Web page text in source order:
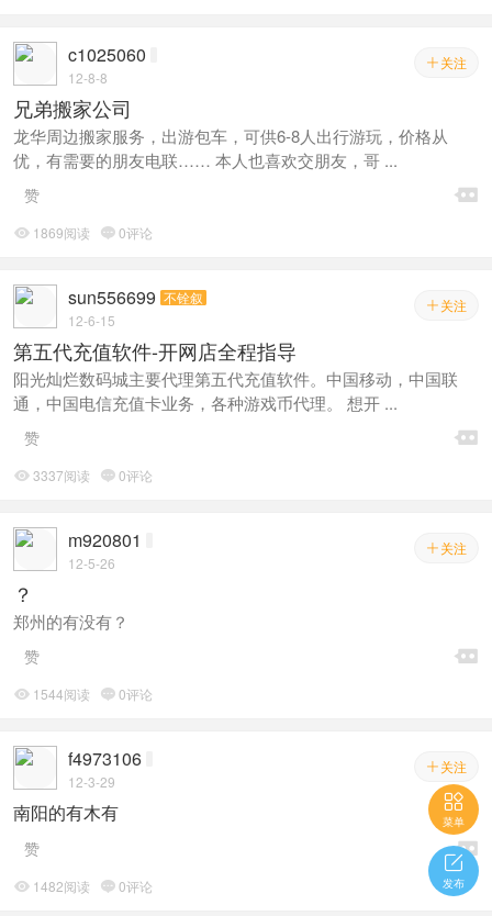
 关注
c1025060
12-8-8
兄弟搬家公司
龙华周边搬家服务，出游包车，可供6-8人出行游玩，价格从
优，有需要的朋友电联…… 本人也喜欢交朋友，哥 ...

赞
 1869阅读 0评论
 关注
sun556699 不铨叙
12-6-15
第五代充值软件-开网店全程指导
阳光灿烂数码城主要代理第五代充值软件。中国移动，中国联
通，中国电信充值卡业务，各种游戏币代理。 想开 ...

赞
3337阅读 0评论
 关注
m920801
12-5-26
？
郑州的有没有？

赞
 1544阅读 0评论
 关注
f4973106
12-3-29
南阳的有木有

赞
 1482阅读 0评论

菜单

发布